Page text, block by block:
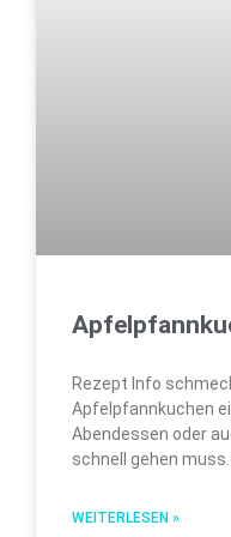
Rezept Info
Apfelpfannkuchen
Abendessen oder
schnell gehen
WEITERLESEN »